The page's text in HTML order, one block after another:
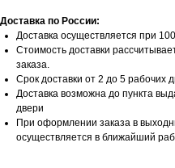
Доставка по России:
Доставка осуществляется при
Стоимость доставки
заказа.
Срок доставки от 2 до 5 рабочих
Доставка возможна до пункта
двери
При оформлении заказа в
осуществляется в ближайший